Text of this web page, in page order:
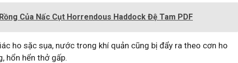
Của Nấc Cụt Horrendous Haddock Đệ Tam PDF
ho sặc sụa, nước trong khí quản cũng bị đẩy ra theo cơn ho
hổn hển thở gấp.